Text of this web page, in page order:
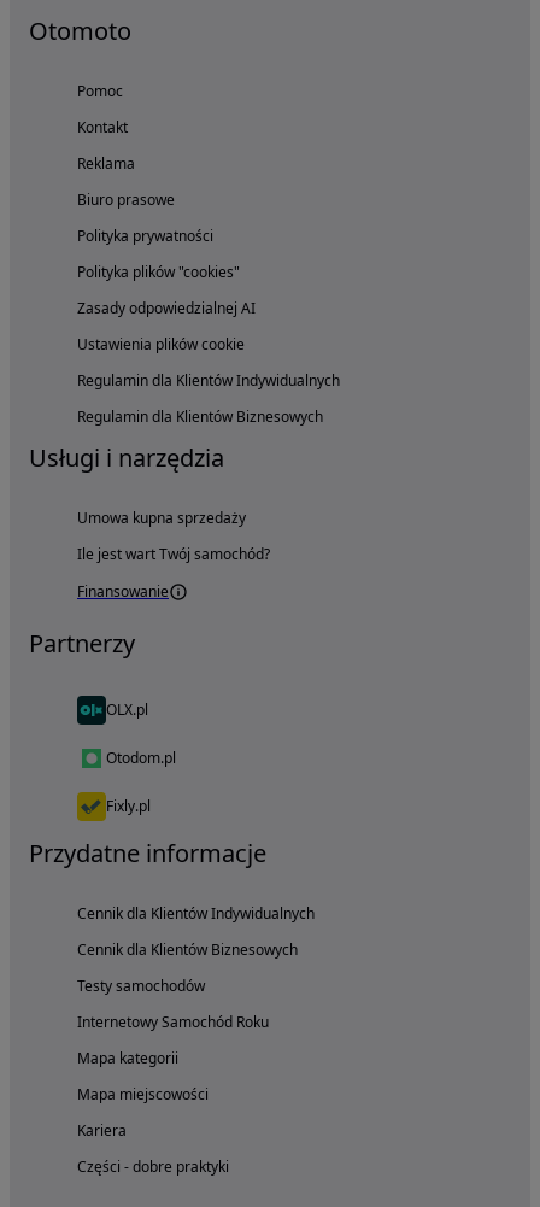
Otomoto
Pomoc
Kontakt
Reklama
Biuro prasowe
Polityka prywatności
Polityka plików "cookies"
Zasady odpowiedzialnej AI
Ustawienia plików cookie
Regulamin dla Klientów Indywidualnych
Regulamin dla Klientów Biznesowych
Usługi i narzędzia
Umowa kupna sprzedaży
Ile jest wart Twój samochód?
Finansowanie
Partnerzy
OLX.pl
Otodom.pl
Fixly.pl
Przydatne informacje
Cennik dla Klientów Indywidualnych
Cennik dla Klientów Biznesowych
Testy samochodów
Internetowy Samochód Roku
Mapa kategorii
Mapa miejscowości
Kariera
Części - dobre praktyki